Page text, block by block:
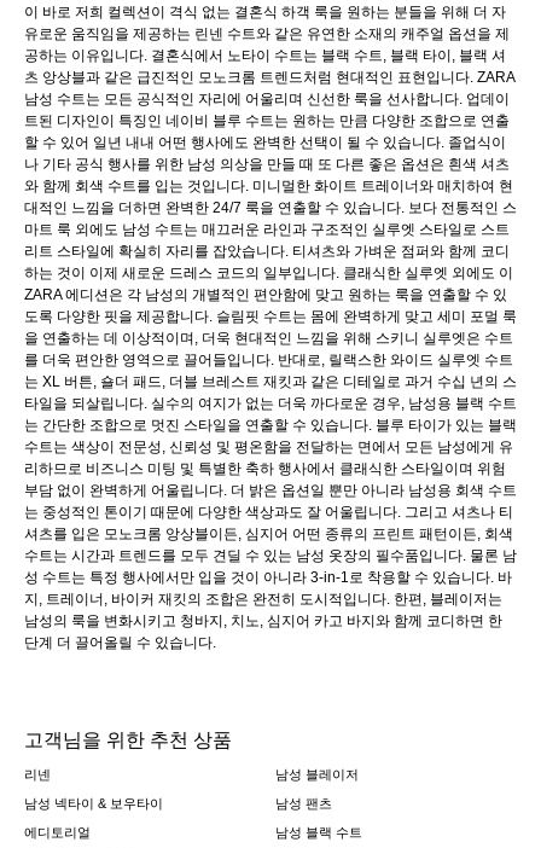
이 바로 저희 컬렉션이 격식 없는 결혼식 하객 룩을 원하는 분들을 위해 더 자
유로운 움직임을 제공하는 린넨 수트와 같은 유연한 소재의 캐주얼 옵션을 제
공하는 이유입니다. 결혼식에서 노타이 수트는 블랙 수트, 블랙 타이, 블랙 셔
츠 앙상블과 같은 급진적인 모노크롬 트렌드처럼 현대적인 표현입니다. ZARA
남성 수트는 모든 공식적인 자리에 어울리며 신선한 룩을 선사합니다. 업데이
트된 디자인이 특징인 네이비 블루 수트는 원하는 만큼 다양한 조합으로 연출
할 수 있어 일년 내내 어떤 행사에도 완벽한 선택이 될 수 있습니다. 졸업식이
나 기타 공식 행사를 위한 남성 의상을 만들 때 또 다른 좋은 옵션은 흰색 셔츠
와 함께 회색 수트를 입는 것입니다. 미니멀한 화이트 트레이너와 매치하여 현
대적인 느낌을 더하면 완벽한 24/7 룩을 연출할 수 있습니다. 보다 전통적인 스
마트 룩 외에도 남성 수트는 매끄러운 라인과 구조적인 실루엣 스타일로 스트
리트 스타일에 확실히 자리를 잡았습니다. 티셔츠와 가벼운 점퍼와 함께 코디
하는 것이 이제 새로운 드레스 코드의 일부입니다. 클래식한 실루엣 외에도 이
ZARA 에디션은 각 남성의 개별적인 편안함에 맞고 원하는 룩을 연출할 수 있
도록 다양한 핏을 제공합니다. 슬림핏 수트는 몸에 완벽하게 맞고 세미 포멀 룩
을 연출하는 데 이상적이며, 더욱 현대적인 느낌을 위해 스키니 실루엣은 수트
를 더욱 편안한 영역으로 끌어들입니다. 반대로, 릴랙스한 와이드 실루엣 수트
는 XL 버튼, 숄더 패드, 더블 브레스트 재킷과 같은 디테일로 과거 수십 년의 스
타일을 되살립니다. 실수의 여지가 없는 더욱 까다로운 경우, 남성용 블랙 수트
는 간단한 조합으로 멋진 스타일을 연출할 수 있습니다. 블루 타이가 있는 블랙
수트는 색상이 전문성, 신뢰성 및 평온함을 전달하는 면에서 모든 남성에게 유
리하므로 비즈니스 미팅 및 특별한 축하 행사에서 클래식한 스타일이며 위험
부담 없이 완벽하게 어울립니다. 더 밝은 옵션일 뿐만 아니라 남성용 회색 수트
는 중성적인 톤이기 때문에 다양한 색상과도 잘 어울립니다. 그리고 셔츠나 티
셔츠를 입은 모노크롬 앙상블이든, 심지어 어떤 종류의 프린트 패턴이든, 회색
수트는 시간과 트렌드를 모두 견딜 수 있는 남성 옷장의 필수품입니다. 물론 남
성 수트는 특정 행사에서만 입을 것이 아니라 3-in-1로 착용할 수 있습니다. 바
지, 트레이너, 바이커 재킷의 조합은 완전히 도시적입니다. 한편, 블레이저는
남성의 룩을 변화시키고 청바지, 치노, 심지어 카고 바지와 함께 코디하면 한
단계 더 끌어올릴 수 있습니다.
고객님을 위한 추천 상품
리넨
남성 블레이저
남성 넥타이 & 보우타이
남성 팬츠
에디토리얼
남성 블랙 수트